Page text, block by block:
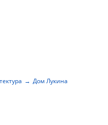
Дом Лукина